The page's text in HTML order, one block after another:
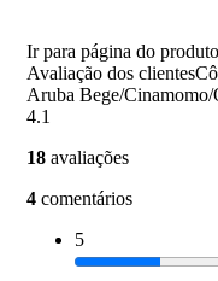
Ir para página do produto
Avaliação dos clientes
Aruba Bege/
4.1
18 avaliações
4 comentários
5